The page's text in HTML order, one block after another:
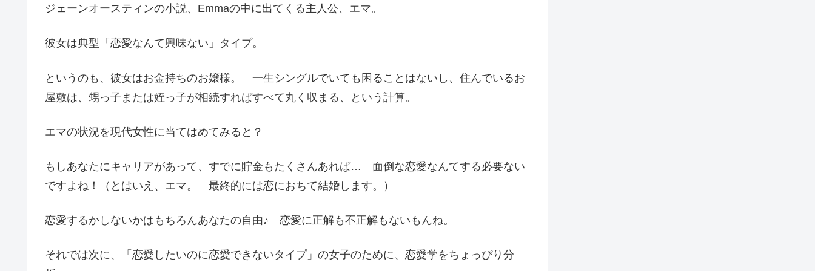
ジェーンオースティンの小説、Emmaの中に出てくる主人公、エマ。
彼女は典型「恋愛なんて興味ない」タイプ。
というのも、彼女はお金持ちのお嬢様。 一生シングルでいても困ることはないし、住んでいるお
屋敷は、甥っ子または姪っ子が相続すればすべて丸く収まる、という計算。
エマの状況を現代女性に当てはめてみると？
もしあなたにキャリアがあって、すでに貯金もたくさんあれば… 面倒な恋愛なんてする必要ない
ですよね！（とはいえ、エマ。 最終的には恋におちて結婚します。）
恋愛するかしないかはもちろんあなたの自由♪ 恋愛に正解も不正解もないもんね。
それでは次に、「恋愛したいのに恋愛できないタイプ」の女子のために、恋愛学をちょっぴり分